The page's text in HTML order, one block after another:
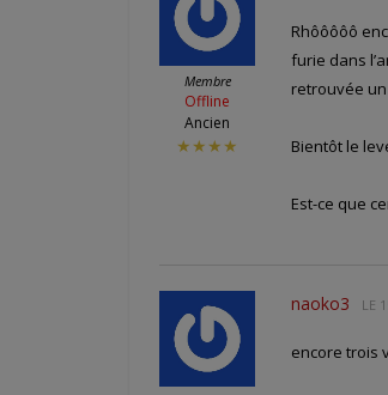
Membre
Offline
Ancien
★★★★
Rhôôôôô
furie dans
retrouvée
Bientôt le
Est-ce que
naoko3 LE
encore trois